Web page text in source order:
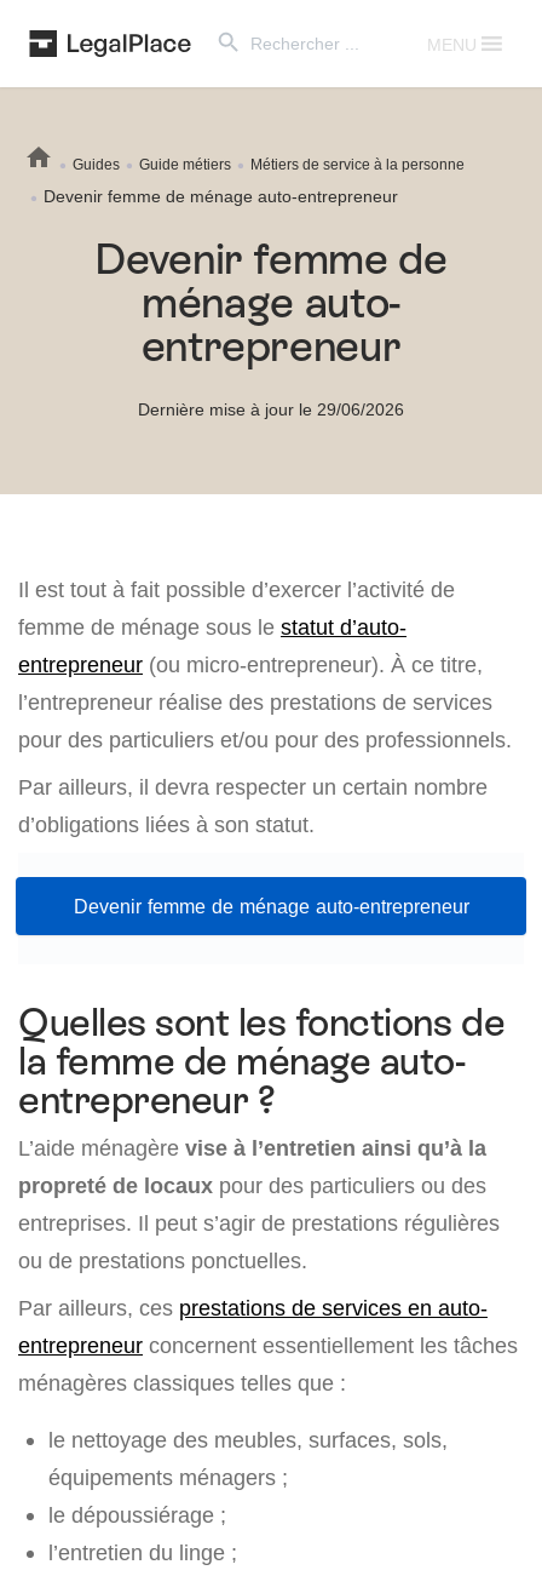
for:
MENU
Guides Guide métiers Métiers de service à la personne
Devenir femme de ménage auto-entrepreneur
Devenir femme de
ménage auto-
entrepreneur
Dernière mise à jour le 29/06/2026
Il est tout à fait possible d’exercer l’activité de
femme de ménage sous le statut d’auto-
entrepreneur (ou micro-entrepreneur). À ce titre,
l’entrepreneur réalise des prestations de services
pour des particuliers et/ou pour des professionnels.
Par ailleurs, il devra respecter un certain nombre
d’obligations liées à son statut.
Devenir femme de ménage auto-entrepreneur
Quelles sont les fonctions de
la femme de ménage auto-
entrepreneur ?
L’aide ménagère vise à l’entretien ainsi qu’à la
propreté de locaux pour des particuliers ou des
entreprises. Il peut s’agir de prestations régulières
ou de prestations ponctuelles.
Par ailleurs, ces prestations de services en auto-
entrepreneur concernent essentiellement les tâches
ménagères classiques telles que :
le nettoyage des meubles, surfaces, sols,
équipements ménagers ;
le dépoussiérage ;
l’entretien du linge ;